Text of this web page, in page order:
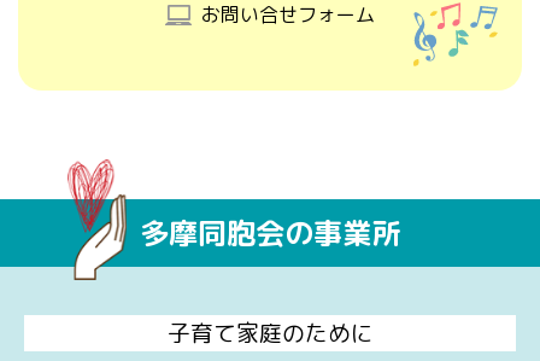
お問い合せフォーム
多摩同胞会の事業所
子育て家庭のために